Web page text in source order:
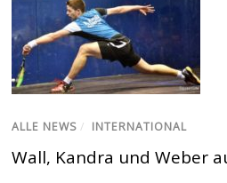
ALLE NEWS / INTERNATIONAL
Wall, Kandra und Weber